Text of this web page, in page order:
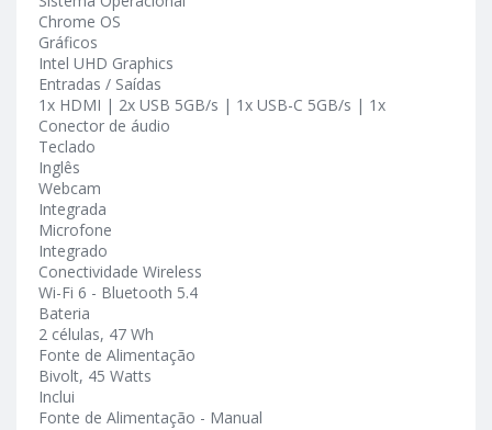
Chrome OS
Gráficos
Intel UHD Graphics
Entradas / Saídas
1x HDMI | 2x USB 5GB/s | 1x USB-C 5GB/s | 1x
Conector de áudio
Teclado
Inglês
Webcam
Integrada
Microfone
Integrado
Conectividade Wireless
Wi-Fi 6 - Bluetooth 5.4
Bateria
2 células, 47 Wh
Fonte de Alimentação
Bivolt, 45 Watts
Inclui
Fonte de Alimentação - Manual